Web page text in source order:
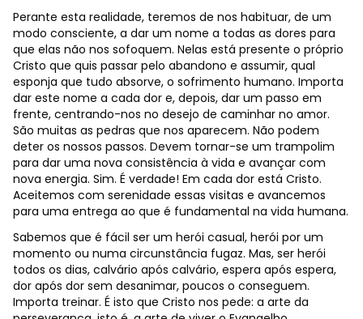
Perante esta realidade, teremos de nos habituar, de um
modo consciente, a dar um nome a todas as dores para
que elas não nos sofoquem. Nelas está presente o próprio
Cristo que quis passar pelo abandono e assumir, qual
esponja que tudo absorve, o sofrimento humano. Importa
dar este nome a cada dor e, depois, dar um passo em
frente, centrando-nos no desejo de caminhar no amor.
São muitas as pedras que nos aparecem. Não podem
deter os nossos passos. Devem tornar-se um trampolim
para dar uma nova consistência à vida e avançar com
nova energia. Sim. É verdade! Em cada dor está Cristo.
Aceitemos com serenidade essas visitas e avancemos
para uma entrega ao que é fundamental na vida humana.
Sabemos que é fácil ser um herói casual, herói por um
momento ou numa circunstância fugaz. Mas, ser herói
todos os dias, calvário após calvário, espera após espera,
dor após dor sem desanimar, poucos o conseguem.
Importa treinar. É isto que Cristo nos pede: a arte da